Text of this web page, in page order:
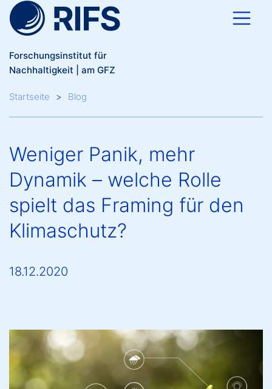
Direkt zum Inhalt
Forschungsinstitut für
Nachhaltigkeit | am GFZ
Breadcrumb
Startseite Blog
Weniger Panik, mehr
Dynamik – welche Rolle
spielt das Framing für den
Klimaschutz?
18.12.2020